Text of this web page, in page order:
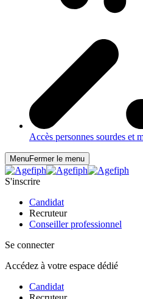
Accès personnes sourdes et
MenuFermer le menu
S'inscrire
Candidat
Recruteur
Conseiller professionnel
Se connecter
Accédez à votre espace dédié
Candidat